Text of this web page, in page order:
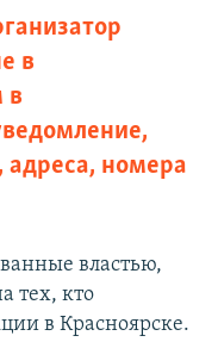
в
в
номера
властью,
тех, кто
в Красноярске.